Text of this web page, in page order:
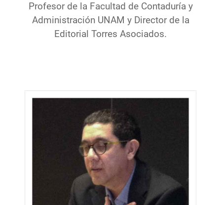
Profesor de la Facultad de Contaduría y
Administración UNAM y Director de la
Editorial Torres Asociados.